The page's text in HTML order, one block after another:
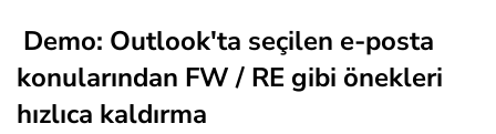
Demo: Outlook'ta seçilen e-posta
konularından FW / RE gibi önekleri
hızlıca kaldırma